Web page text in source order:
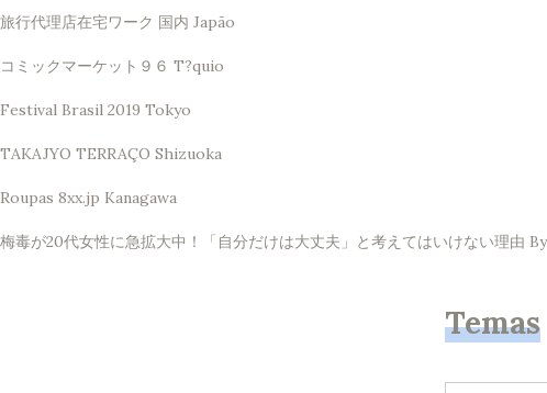
旅行代理店在宅ワーク 国内 Japão
コミックマーケット９６ T?quio
Festival Brasil 2019 Tokyo
TAKAJYO TERRAÇO Shizuoka
Roupas 8xx.jp Kanagawa
梅毒が20代女性に急拡大中！「自分だけは大丈夫」と考えてはいけない理
Temas